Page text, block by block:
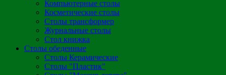
Компьютерные столы
Косметические столы
Столы трансформер
Журнальные столы
Стол книжка
Столы обеденные
Столы Керамические
Столы "Пластик"